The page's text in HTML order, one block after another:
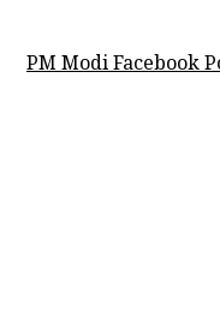
Facebook Post Row: